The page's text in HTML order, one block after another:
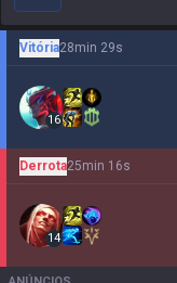
Vitória28min 29s
16
Derrota25min 16s
14